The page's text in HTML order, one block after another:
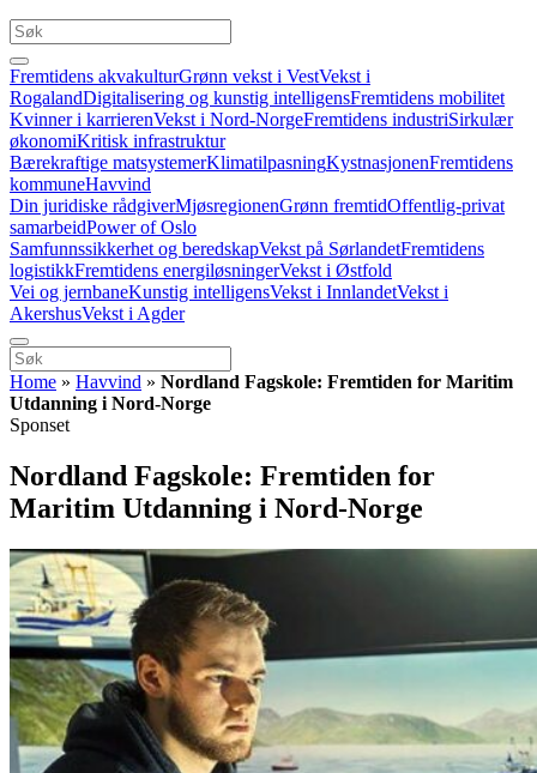
Fremtidens akvakulturGrønn vekst i VestVekst i
RogalandDigitalisering og kunstig intelligensFremtidens mobilitet
Kvinner i karrierenVekst i Nord-NorgeFremtidens industriSirkulær
økonomiKritisk infrastruktur
Bærekraftige matsystemerKlimatilpasningKystnasjonenFremtidens
kommuneHavvind
Din juridiske rådgiverMjøsregionenGrønn fremtidOffentlig-privat
samarbeidPower of Oslo
Samfunnssikkerhet og beredskapVekst på SørlandetFremtidens
logistikkFremtidens energiløsningerVekst i Østfold
Vei og jernbaneKunstig intelligensVekst i InnlandetVekst i
AkershusVekst i Agder
Home » Havvind » Nordland Fagskole: Fremtiden for Maritim
Utdanning i Nord-Norge
Sponset
Nordland Fagskole: Fremtiden for
Maritim Utdanning i Nord-Norge